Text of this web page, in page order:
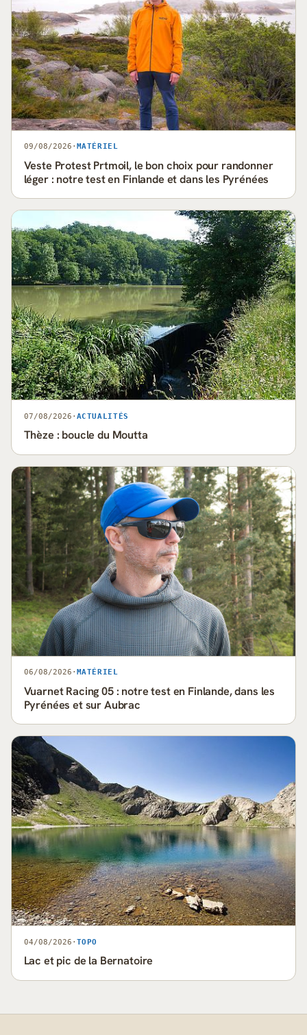
09/08/2026 · MATÉRIEL
Veste Protest Prtmoil, le bon choix pour randonner
léger : notre test en Finlande et dans les Pyrénées
07/08/2026 · ACTUALITÉS
Thèze : boucle du Moutta
06/08/2026 · MATÉRIEL
Vuarnet Racing 05 : notre test en Finlande, dans les
Pyrénées et sur Aubrac
04/08/2026 · TOPO
Lac et pic de la Bernatoire